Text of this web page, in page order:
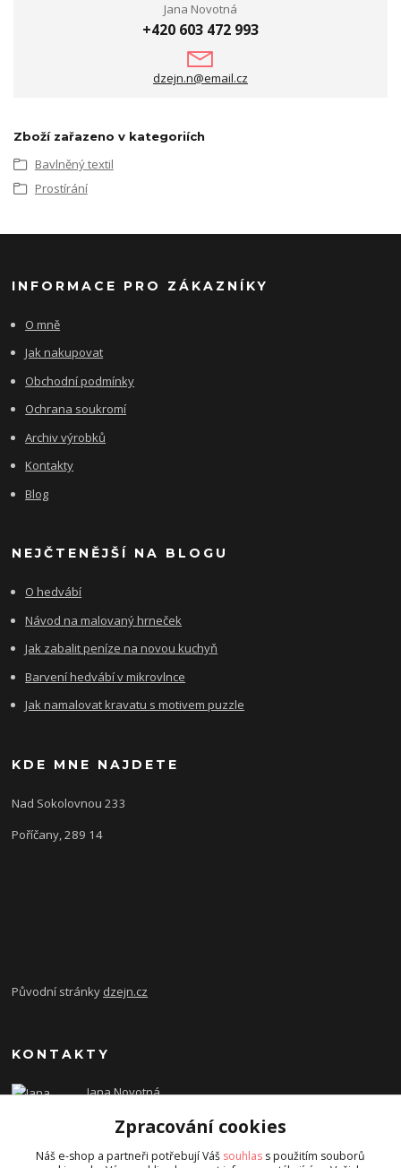
Jana Novotná
+420 603 472 993
dzejn.n@email.cz
Zboží zařazeno v kategoriích
Bavlněný textil
Prostírání
INFORMACE PRO ZÁKAZNÍKY
O mně
Jak nakupovat
Obchodní podmínky
Ochrana soukromí
Archiv výrobků
Kontakty
Blog
NEJČTENĚJŠÍ NA BLOGU
O hedvábí
Návod na malovaný hrneček
Jak zabalit peníze na novou kuchyň
Barvení hedvábí v mikrovlnce
Jak namalovat kravatu s motivem puzzle
KDE MNE NAJDETE
Nad Sokolovnou 233
Poříčany, 289 14
Původní stránky dzejn.cz
KONTAKTY
Jana Novotná
dzejn.n@email.cz
Zpracování cookies
Náš e-shop a partneři potřebují Váš souhlas s použitím souborů